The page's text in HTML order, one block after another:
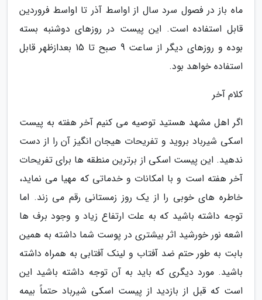
ماه باز در فصول سرد سال از اواسط آذر تا اواسط فروردین
قابل استفاده است. این پیست در روزهای دوشنبه بسته
بوده و روزهای دیگر از ساعت 9 صبح تا 15 بعدازظهر قابل
استفاده خواهد بود.
کلام آخر
اگر اهل مشهد هستید توصیه می کنیم آخر هفته به پیست
اسکی شیرباد بروید و تفریحات هیجان انگیز آن را از دست
ندهید. این پیست اسکی از برترین منطقه ها برای تفریحات
آخر هفته است و با امکانات و خدماتی که مهیا می نماید،
خاطره های خوبی را از یک روز زمستانی رقم می زند. اما
توجه داشته باشید که به علت ارتفاع زیاد و وجود برف ها
اشعه نور خورشید اثر بیشتری در پوست شما داشته به همین
بابت به طور حتم ضد آفتاب و لینک آفتابی به همراه داشته
باشید. مورد دیگری که باید به آن توجه داشته باشید این
است که قبل از بازدید از پیست اسکی شیرباد حتماً بیمه